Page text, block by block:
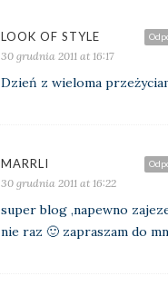
LOOK OF STYLE
30 grudnia 2011 at 16:17
Dzień z wieloma
MARRLI
30 grudnia 2011 at 16:22
super blog ,napewno
nie raz 🙂 zapraszam do